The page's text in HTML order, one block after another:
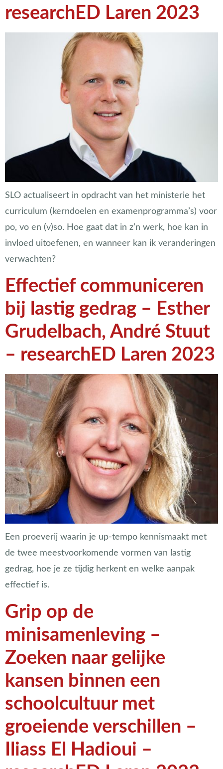
researchED Laren 2023
SLO actualiseert in opdracht van het ministerie het
curriculum (kerndoelen en examenprogramma’s) voor
po, vo en (v)so. Hoe gaat dat in z’n werk, hoe kan in
invloed uitoefenen, en wanneer kan ik veranderingen
verwachten?
Effectief communiceren
bij lastig gedrag – Esther
Grudelbach, André Stuut
– researchED Laren 2023
Een proeverij waarin je up-tempo kennismaakt met
de twee meestvoorkomende vormen van lastig
gedrag, hoe je ze tijdig herkent en welke aanpak
effectief is.
Grip op de
minisamenleving –
Zoeken naar gelijke
kansen binnen een
schoolcultuur met
groeiende verschillen –
Iliass El Hadioui –